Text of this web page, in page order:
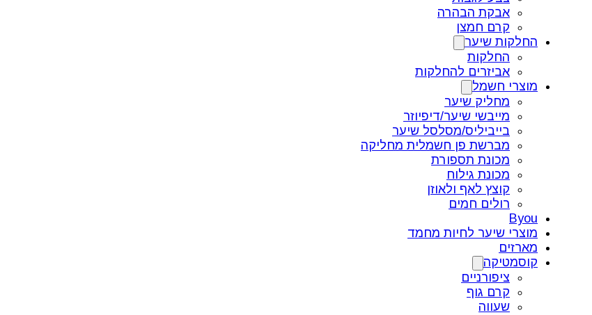
אבקת הבהרה
קרם חמצן
החלקות שיער
החלקות
אביזרים להחלקות
מוצרי חשמל
מחליק שיער
מייבשי שיער/דיפיוזר
בייביליס/מסלסל שיער
מברשת פן חשמלית מחליקה
מכונת תספורת
מכונת גילוח
קוצץ לאף ולאוזן
רולים חמים
Byou
מוצרי שיער לחיות מחמד
מארזים
קוסמטיקה
ציפורניים
קרם גוף
שעווה